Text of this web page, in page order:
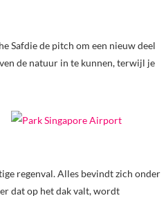
Safdie de pitch om een nieuw deel
de natuur in te kunnen, terwijl je
regenval. Alles bevindt zich onder
dat op het dak valt, wordt